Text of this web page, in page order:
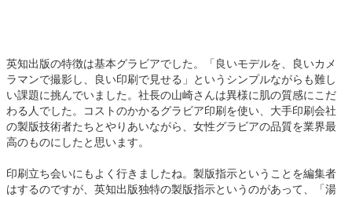
英知出版の特徴は基本グラビアでした。「良いモデルを、良いカメ
ラマンで撮影し、良い印刷で見せる」というシンプルながらも難し
い課題に挑んでいました。社長の山崎さんは異様に肌の質感にこだ
わる人でした。コストのかかるグラビア印刷を使い、大手印刷会社
の製版技術者たちとやりあいながら、女性グラビアの品質を業界最
高のものにしたと思います。
印刷立ち会いにもよく行きましたね。製版指示ということを編集者
はするのですが、英知出版独特の製版指示というのがあって、「湯